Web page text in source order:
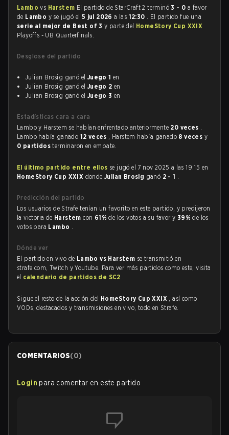
Lambovs Harstem El partido de StarCraft 2 terminó3 - 0 a favor
de Lambo y se jugó el 5 jul 2026a las 12:30 . El partido fue una
serie al mejor de Best of 3y parte del HomeStory Cup XXIX
Playoffs - UB Quarterfinals.
Desglose del partido
Julian Brosig ganó el Juego 1 en
Julian Brosig ganó el Juego 2 en
Julian Brosig ganó el Juego 3 en
Estadísticas cara a cara
Lambo y Harstem se habían enfrentado anteriormente 20 veces .
Lambo había ganado 12 veces , Harstem había ganado 8 veces y
0 partidosterminaron en empate.
El último partido entre ellos se jugó el 7 nov 2025 a las 19:15 en
HomeStory Cup XXIX dondeJulian Brosig ganó 2 - 1 .
Predicción del partido
Los usuarios de Strafe tenían un favorito en este partido, y predijeron
la victoria de Harstemcon 61%de los votos a su favor y 39%de los
votos para Lambo .
Dónde ver
El partido en vivo de Lambo vs Harstem se transmitió en
strafe.com, Twitch y Youtube. Para ver más partidos como este, visita
el calendario de partidos de SC2 .
Sigue el resto de la acción del HomeStory Cup XXIX , así como
VODs, destacados y transmisiones en vivo, todo en Strafe.
COMENTARIOS(0)
Login para comentar en este partido